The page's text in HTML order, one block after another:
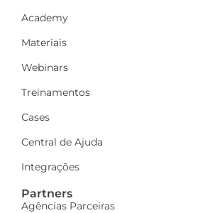
Academy
Materiais
Webinars
Treinamentos
Cases
Central de Ajuda
Integrações
Partners
Agências Parceiras